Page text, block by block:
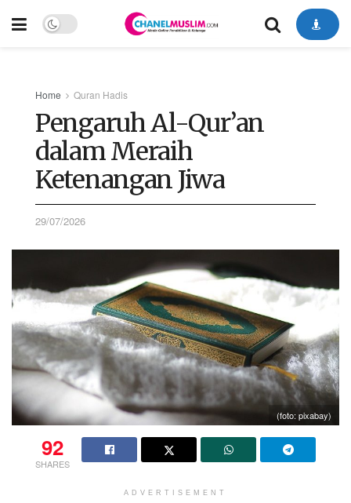
Home Quran Hadis
Pengaruh Al-Qur’an
dalam Meraih
Ketenangan Jiwa
29/07/2026
(foto: pixabay)
92
SHARES
ADVERTISEMENT